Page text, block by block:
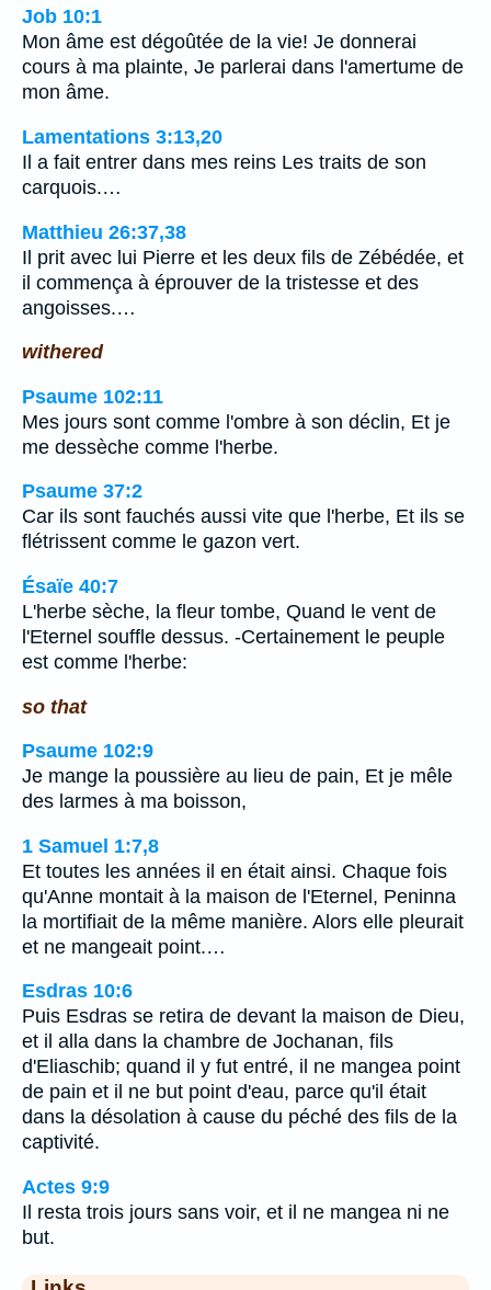
Job 10:1
Mon âme est dégoûtée de la vie! Je donnerai
cours à ma plainte, Je parlerai dans l'amertume de
mon âme.
Lamentations 3:13,20
Il a fait entrer dans mes reins Les traits de son
carquois.…
Matthieu 26:37,38
Il prit avec lui Pierre et les deux fils de Zébédée, et
il commença à éprouver de la tristesse et des
angoisses.…
withered
Psaume 102:11
Mes jours sont comme l'ombre à son déclin, Et je
me dessèche comme l'herbe.
Psaume 37:2
Car ils sont fauchés aussi vite que l'herbe, Et ils se
flétrissent comme le gazon vert.
Ésaïe 40:7
L'herbe sèche, la fleur tombe, Quand le vent de
l'Eternel souffle dessus. -Certainement le peuple
est comme l'herbe:
so that
Psaume 102:9
Je mange la poussière au lieu de pain, Et je mêle
des larmes à ma boisson,
1 Samuel 1:7,8
Et toutes les années il en était ainsi. Chaque fois
qu'Anne montait à la maison de l'Eternel, Peninna
la mortifiait de la même manière. Alors elle pleurait
et ne mangeait point.…
Esdras 10:6
Puis Esdras se retira de devant la maison de Dieu,
et il alla dans la chambre de Jochanan, fils
d'Eliaschib; quand il y fut entré, il ne mangea point
de pain et il ne but point d'eau, parce qu'il était
dans la désolation à cause du péché des fils de la
captivité.
Actes 9:9
Il resta trois jours sans voir, et il ne mangea ni ne
but.